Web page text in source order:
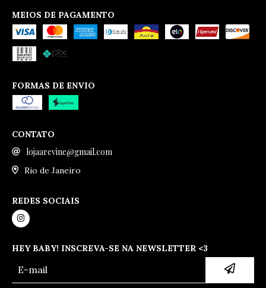
MEIOS DE PAGAMENTO
FORMAS DE ENVIO
CONTATO
lojaarevine@gmail.com
Rio de Janeiro
REDES SOCIAIS
HEY BABY! INSCREVA-SE NA NEWSLETTER <3